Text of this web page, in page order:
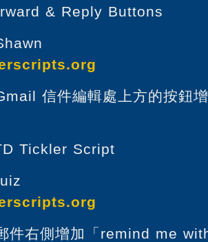
& Reply Buttons
信件編輯處上方的按鈕
Tickler Script
件右側增加「remind me